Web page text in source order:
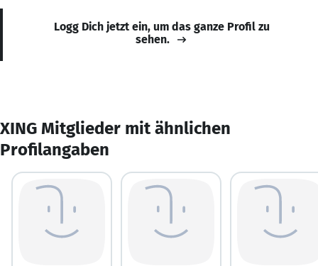
Logg Dich jetzt ein, um das ganze Profil zu
sehen.
XING Mitglieder mit ähnlichen
Profilangaben